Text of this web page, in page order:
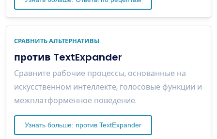
СРАВНИТЬ АЛЬТЕРНАТИВЫ
против TextExpander
Сравните рабочие процессы, основанные на
искусственном интеллекте, голосовые функции и
межплатформенное поведение.
Узнать больше: против TextExpander